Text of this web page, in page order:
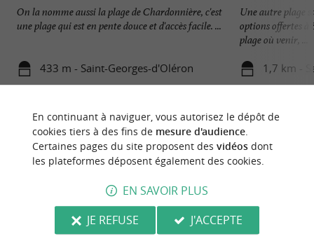
On la nomme aussi la plage de Chardonnière, c'est
une plage qui est en pente douce et d'accès facile. ...
433 m - Saint-Georges-d'Oléron
Une autre plage
options offertes à
plage où venir, ...
1,7 km -
En continuant à naviguer, vous autorisez le dépôt de
cookies tiers à des fins de mesure d'audience.
Certaines pages du site proposent des vidéosdont
les plateformes déposent également des cookies.
EN SAVOIR PLUS
JE REFUSE
J'ACCEPTE